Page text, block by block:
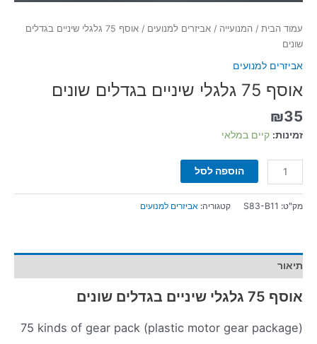
עמוד הבית / המנועייה / אביזרים למנועים
/ אוסף 75 גלגלי שיניים בגדלים
שונים
אביזרים למנועים
אוסף 75 גלגלי שיניים בגדלים שונים
₪35
זמינות: קיים במלאי
הוספה לסל
מק"ט: S83-B11 קטגוריה: אביזרים למנועים
תיאור
אוסף 75 גלגלי שיניים בגדלים שונים
75 kinds of gear pack (plastic motor gear package)